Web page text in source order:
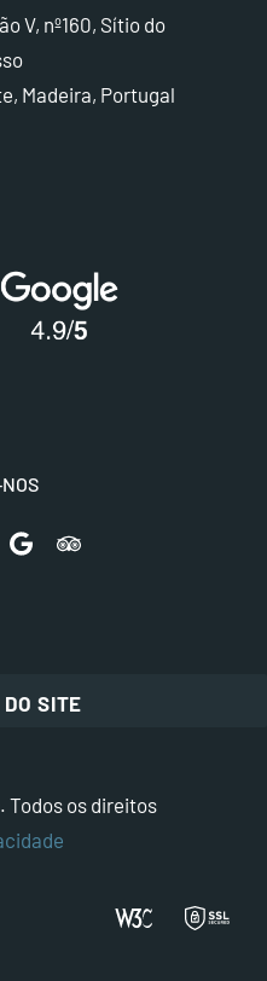
V, nº160, Sítio do
Madeira, Portugal
SITE
Todos os direitos